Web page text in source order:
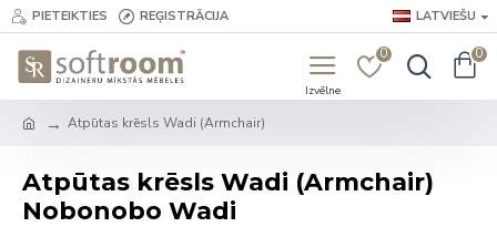
PIETEIKTIES REĢISTRĀCIJA LATVIEŠU
0 0
Atpūtas krēsls Wadi (Armchair)
Atpūtas krēsls Wadi (Armchair)
Nobonobo Wadi